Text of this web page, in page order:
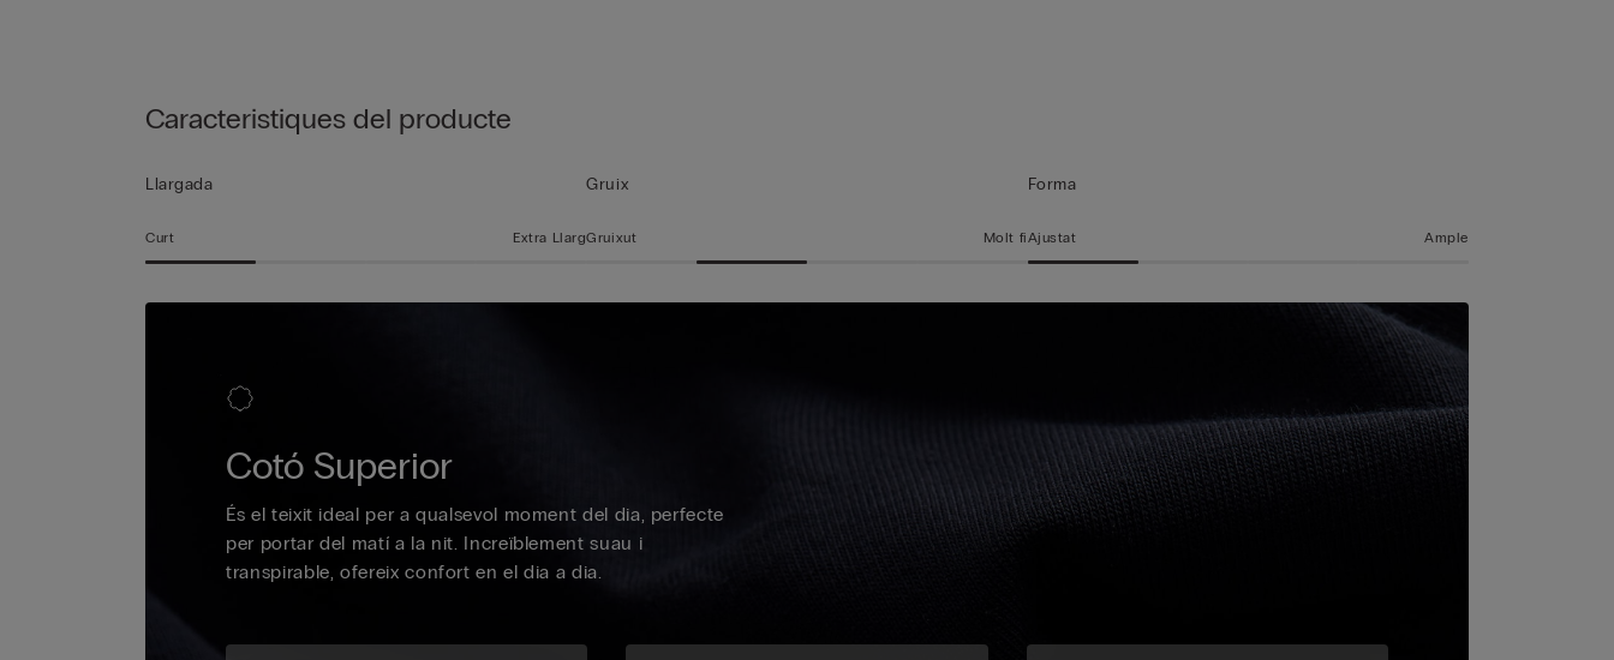
Caracteristiques del producte
Llargada
Curt Extra Llarg
Gruix
Gruixut Molt fi
Forma
Ajustat Ample
Cotó Superior
És el teixit ideal per a qualsevol moment del dia, perfecte
per portar del matí a la nit. Increïblement suau i
transpirable, ofereix confort en el dia a dia.